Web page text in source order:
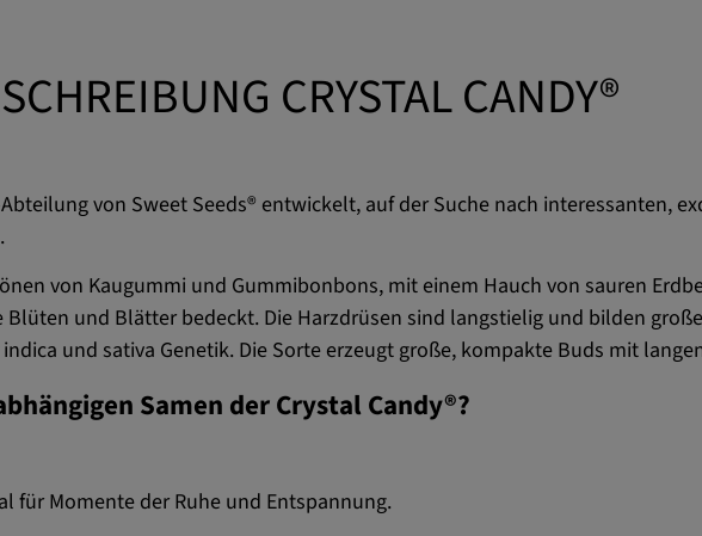
CRYSTAL CANDY®
von Sweet Seeds® entwickelt, auf der Suche nach interessanten,
von Kaugummi und Gummibonbons, mit einem Hauch von sauren
und Blätter bedeckt. Die Harzdrüsen sind langstielig und bilden
und sativa Genetik. Die Sorte erzeugt große, kompakte Buds mit
Samen der Crystal Candy®?
für Momente der Ruhe und Entspannung.